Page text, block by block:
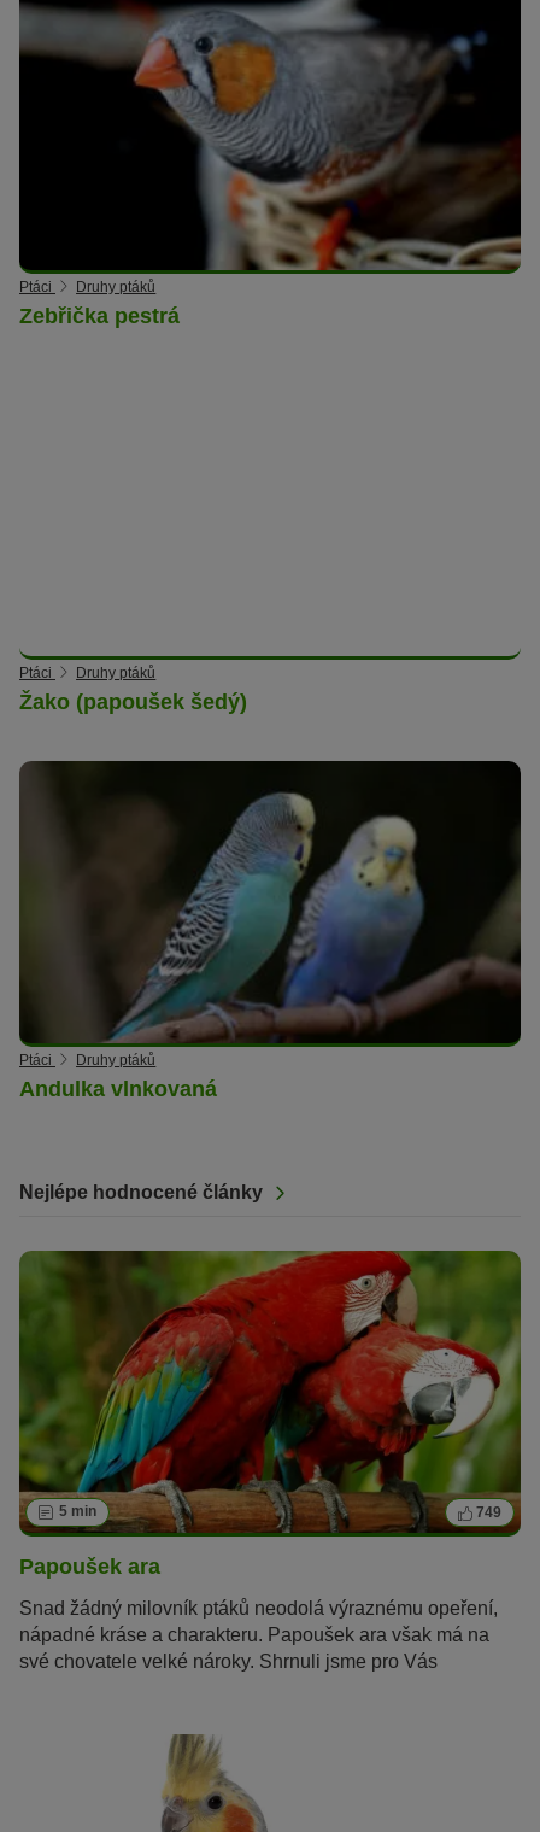
Ptáci Druhy ptáků
Zebřička pestrá
Ptáci Druhy ptáků
Žako (papoušek šedý)
Ptáci Druhy ptáků
Andulka vlnkovaná
Nejlépe hodnocené články
5 min 749
Papoušek ara
Snad žádný milovník ptáků neodolá výraznému opeření,
nápadné kráse a charakteru. Papoušek ara však má na
své chovatele velké nároky. Shrnuli jsme pro Vás